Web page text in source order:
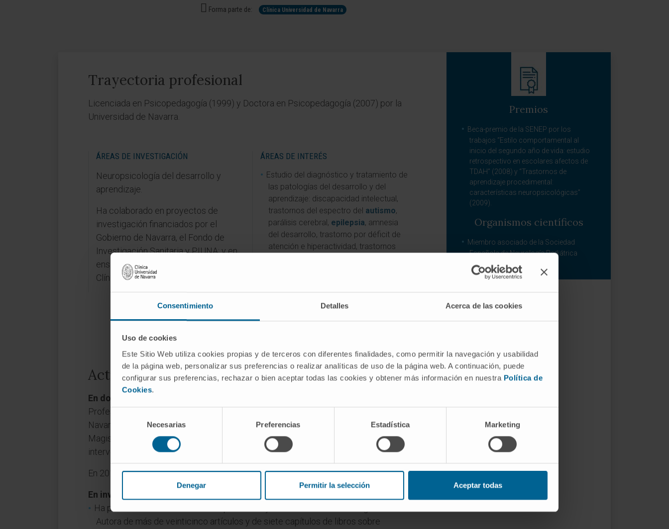
Consentimiento Detalles Acerca de las cookies
Uso de cookies
Este Sitio Web utiliza cookies propias y de terceros con diferentes finalidades, como permitir la navegación y usabilidad
de la página web, personalizar sus preferencias o realizar analíticas de uso de la página web. A continuación, puede
configurar sus preferencias, rechazar o bien aceptar todas las cookies y obtener más información en nuestra Política de
Cookies.
de
consentimiento
Necesarias Preferencias Estadística Marketing
Denegar Permitir la selección Aceptar todas
Forma parte de: Clínica Universidad de Navarra
Trayectoria profesional
Licenciada en Psicopedagogía (1999) y Doctora en Psicopedagogía (2007) por la
Universidad de Navarra.
ÁREAS DE INVESTIGACIÓN
Neuropsicología del desarrollo y
aprendizaje.
Ha colaborado en proyectos de
investigación financiados por el
Gobierno de Navarra, el Fondo de
Investigación Sanitaria y PIUNA; y en
ensayos clínicos desarrollados en la
Clínica Universidad de Navarra.
ÁREAS DE INTERÉS
Estudio del diagnóstico y tratamiento de
las patologías del desarrollo y del
aprendizaje: discapacidad intelectual,
trastornos del espectro del autismo,
parálisis cerebral, epilepsia, amnesia
del desarrollo, trastorno por déficit de
atención e hiperactividad, trastornos
Actividad
En docencia
Profesora asociada de la Facultad de Psicología y Educación de la Universidad de
Navarra desde el año 2007 hasta la actualidad en los Grados de Pedagogía y
Magisterio de Educación infantil y de Educación primaria; y en el Máster en
intervención educativa y psicológica.
En 2015 fue acreditada por la ANECA como Profesor contratado doctor.
En investigación
Ha presentado más de cincuenta ponencias y comunicaciones en congresos.
Autora de más de veinticinco artículos y de siete capítulos de libros sobre
Premios
Beca-premio de la SENEP por los
trabajos “Estilo comportamental al
inicio del segundo año de vida: estudio
retrospectivo en escolares afectos de
TDAH” (2008) y “Trastornos de
aprendizaje procedimental:
características neuropsicológicas”
(2009).
Organismos científicos
Miembro asociado de la Sociedad
Española de Neurología Pediátrica
(SENEP).